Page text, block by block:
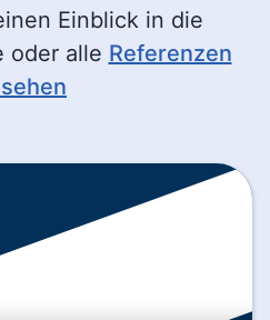
Einblick in die
oder alle Referenzen